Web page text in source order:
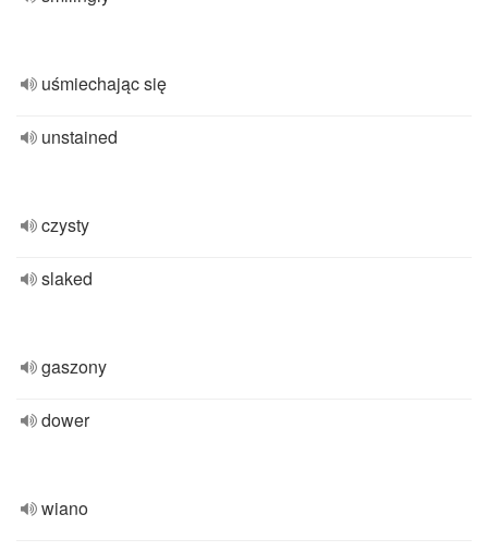
uśmiechając się
unstained
czysty
slaked
gaszony
dower
wiano